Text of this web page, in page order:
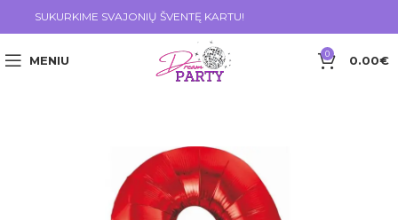
SUKURKIME SVAJONIŲ ŠVENTĘ KARTU!
MENIU 0 0.00€